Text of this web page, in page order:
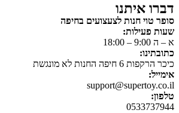
דברו איתנו
סופר טוי חנות לצעצועים בחיפה
שעות פעילות:
א – ה 9:00 – 18:00
כתובתינו:
כיכר הרקפות 6 חיפה החנות לא מונגשת
אימייל:
support@supertoy.co.il
טלפון:
0533737944